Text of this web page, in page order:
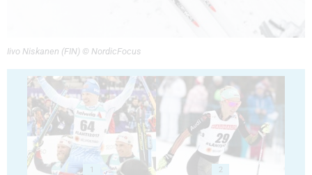
Iivo Niskanen (FIN) © NordicFocus
1 2